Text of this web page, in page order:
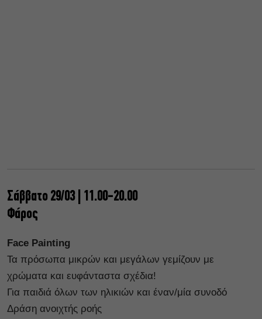
Σάββατο 29/03 | 11.00-20.00
Φάρος
Face Painting
Τα πρόσωπα μικρών και μεγάλων γεμίζουν με
χρώματα και ευφάνταστα σχέδια!
Για παιδιά όλων των ηλικιών και έναν/μία συνοδό
Δράση ανοιχτής ροής